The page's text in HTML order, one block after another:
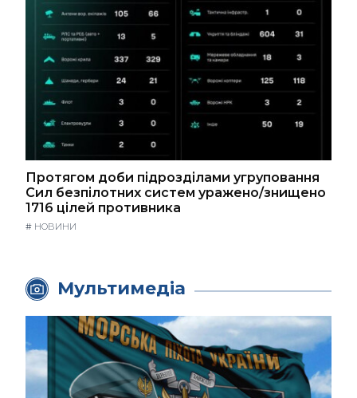
Протягом доби підрозділами угруповання
Сил безпілотних систем уражено/знищено
1716 цілей противника
# НОВИНИ
Мультимедіа